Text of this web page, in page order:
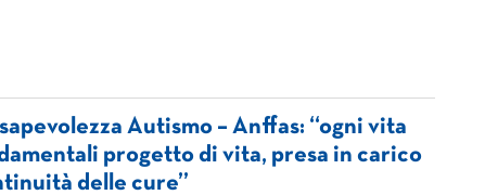
Autismo – Anffas: “ogni vita
progetto di vita, presa in carico
delle cure”